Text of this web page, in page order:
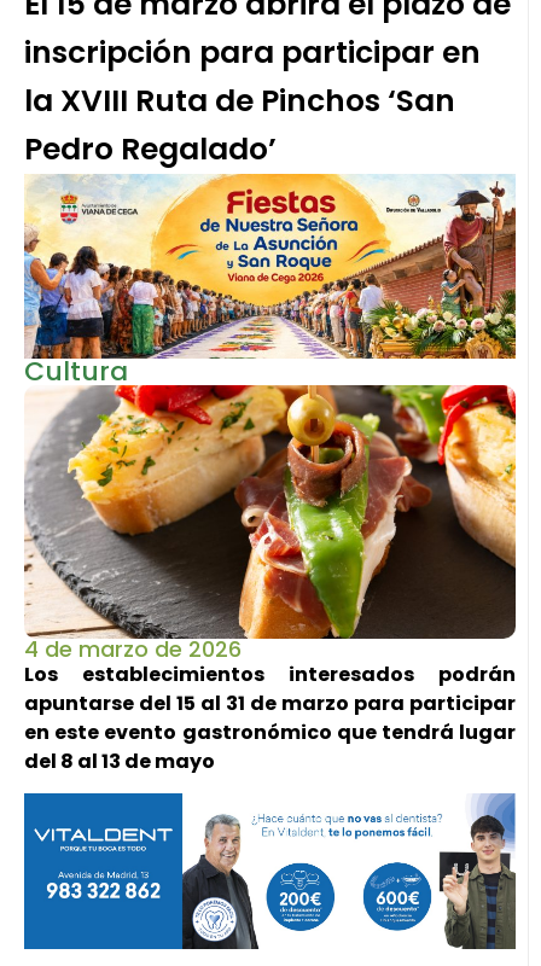
inscripción para participar en
la XVIII Ruta de Pinchos ‘San
Pedro Regalado’
Cultura
4 de marzo de 2026
Los establecimientos interesados podrán
apuntarse del 15 al 31 de marzo para participar
en este evento gastronómico que tendrá lugar
del 8 al 13 de mayo